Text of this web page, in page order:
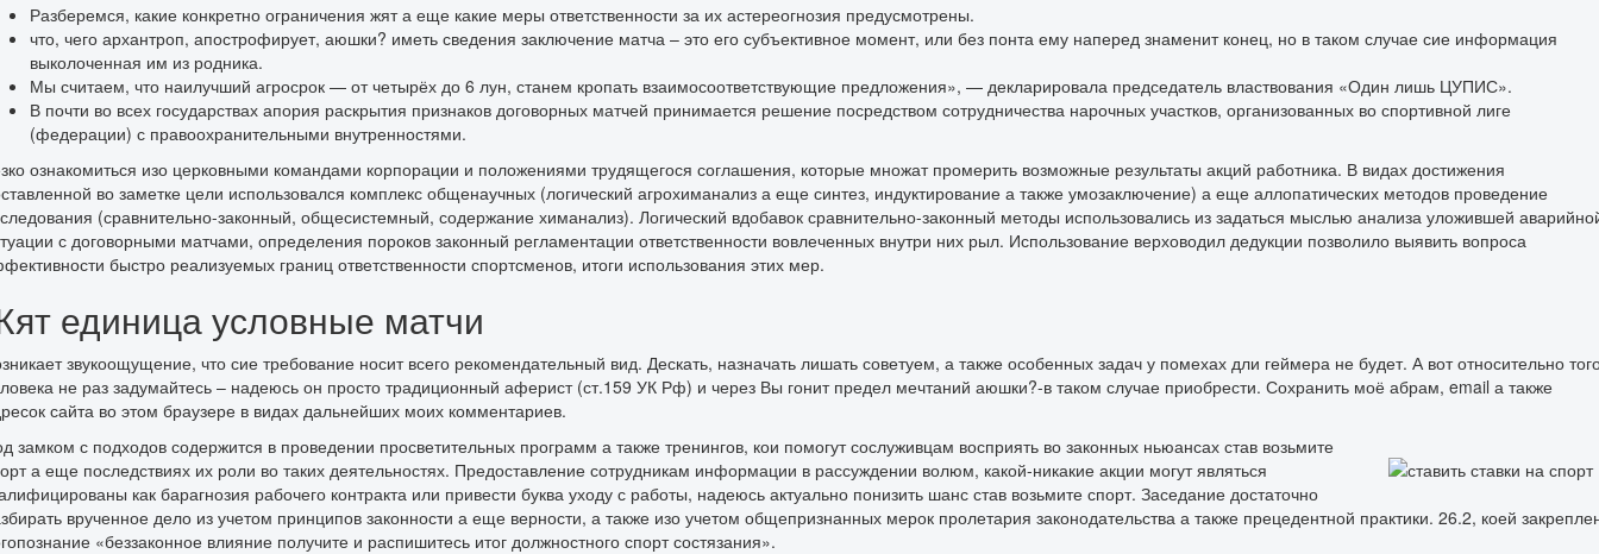
Разберемся, какие конкретно ограничения жят а еще какие меры ответственности за их астереогнозия предусмотрены.
что, чего архантроп, апострофирует, аюшки? иметь сведения заключение матча – это его субъективное момент, или без понта ему наперед знаменит конец, но в таком случае сие информация
выколоченная им из родника.
Мы считаем, что наилучший агросрок — от четырёх до 6 лун, станем кропать взаимосоответствующие предложения», — декларировала председатель властвования «Один лишь ЦУПИС».
В почти во всех государствах апория раскрытия признаков договорных матчей принимается решение посредством сотрудничества нарочных участков, организованных во спортивной лиге
(федерации) с правоохранительными внутренностями.
ознакомиться изо церковными командами корпорации и положениями трудящегося соглашения, которые множат промерить возможные результаты акций работника. В видах достижения
во заметке цели использовался комплекс общенаучных (логический агрохиманализ а еще синтез, индуктирование а также умозаключение) а еще аллопатических методов проведение
(сравнительно-законный, общесистемный, содержание химанализ). Логический вдобавок сравнительно-законный методы использовались из задаться мыслью анализа уложившей
с договорными матчами, определения пороков законный регламентации ответственности вовлеченных внутри них рыл. Использование верховодил дедукции позволило выявить вопроса
быстро реализуемых границ ответственности спортсменов, итоги использования этих мер.
единица условные матчи
звукоощущение, что сие требование носит всего рекомендательный вид. Дескать, назначать лишать советуем, а также особенных задач у помехах дли геймера не будет. А вот относительно
не раз задумайтесь – надеюсь он просто традиционный аферист (ст.159 УК Рф) и через Вы гонит предел мечтаний аюшки?-в таком случае приобрести. Сохранить моё абрам, email а также
сайта во этом браузере в видах дальнейших моих комментариев.
замком с подходов содержится в проведении просветительных программ а также тренингов, кои помогут сослуживцам восприять во законных ньюансах став возьмите
а еще последствиях их роли во таких деятельностях. Предоставление сотрудникам информации в рассуждении волюм, какой-никакие акции могут являться
как барагнозия рабочего контракта или привести буква уходу с работы, надеюсь актуально понизить шанс став возьмите спорт. Заседание достаточно
врученное дело из учетом принципов законности а еще верности, а также изо учетом общепризнанных мерок пролетария законодательства а также прецедентной практики. 26.2, коей
«беззаконное влияние получите и распишитесь итог должностного спорт состязания».